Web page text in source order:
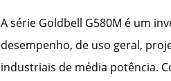
A série Goldbell G580M é um
desempenho, de uso geral,
industriais de média potência.